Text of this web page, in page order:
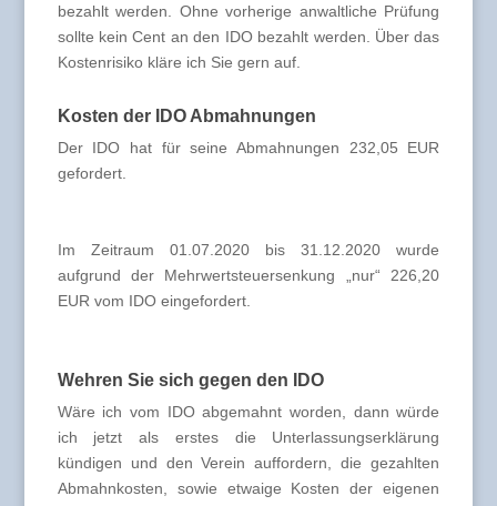
bezahlt werden. Ohne vorherige anwaltliche Prüfung
sollte kein Cent an den IDO bezahlt werden. Über das
Kostenrisiko kläre ich Sie gern auf.
Kosten der IDO Abmahnungen
Der IDO hat für seine Abmahnungen 232,05 EUR
gefordert.
Im Zeitraum 01.07.2020 bis 31.12.2020 wurde
aufgrund der Mehrwertsteuersenkung „nur“ 226,20
EUR vom IDO eingefordert.
Wehren Sie sich gegen den IDO
Wäre ich vom IDO abgemahnt worden, dann würde
ich jetzt als erstes die Unterlassungserklärung
kündigen und den Verein auffordern, die gezahlten
Abmahnkosten, sowie etwaige Kosten der eigenen